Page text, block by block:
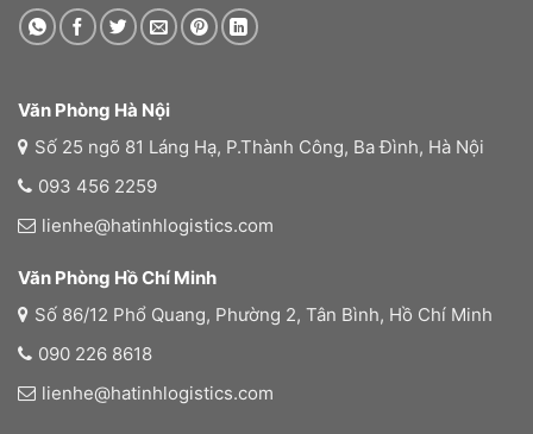
Văn Phòng Hà Nội
Số 25 ngõ 81 Láng Hạ, P.Thành Công, Ba Đình, Hà Nội
093 456 2259
lienhe@hatinhlogistics.com
Văn Phòng Hồ Chí Minh
Số 86/12 Phổ Quang, Phường 2, Tân Bình, Hồ Chí Minh
090 226 8618
lienhe@hatinhlogistics.com